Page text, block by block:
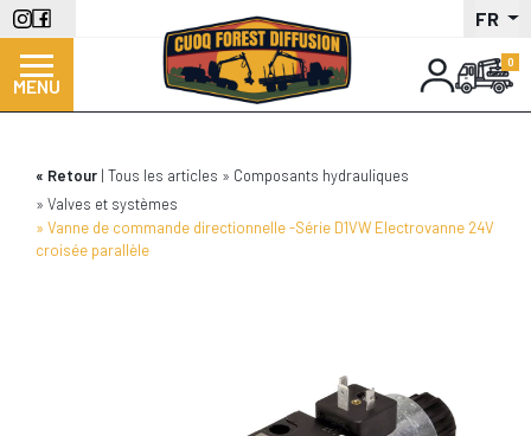
Aller
au
contenu
principal
FR
MENU
Retour Tous les articles
Composants hydrauliques
Valves et systèmes
Vanne de commande directionnelle -Série D1VW Electrovanne 24V
croisée parallèle